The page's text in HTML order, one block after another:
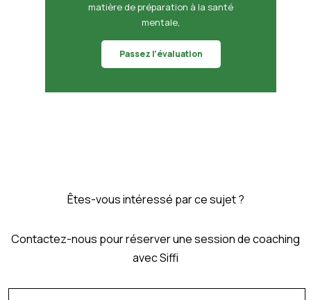
matière de préparation à la santé
mentale,
Passez l’évaluation
Êtes-vous intéressé par ce sujet ?
Contactez-nous pour réserver une session de coaching
avec Siffi